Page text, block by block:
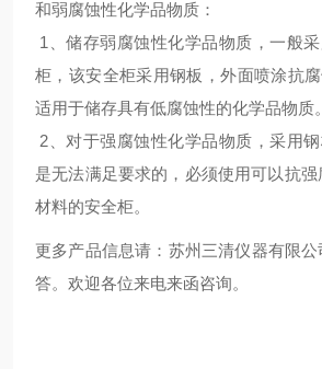
和弱腐蚀性化学品物质：
1、储存弱腐蚀性化学品物质，一般
柜，该安全柜采用钢板，外面喷涂抗
适用于储存具有低腐蚀性的化学品物质。
2、对于强腐蚀性化学品物质，采用钢
是无法满足要求的，必须使用可以抗
材料的安全柜。
更多产品信息请：苏州三清仪器有限
答。欢迎各位来电来函咨询。